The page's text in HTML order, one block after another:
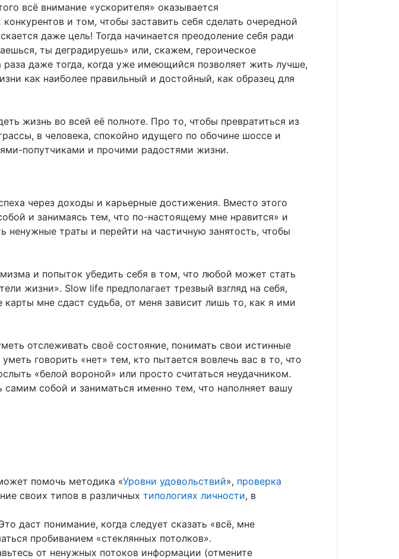
всё внимание «ускорителя» оказывается
и том, чтобы заставить себя сделать очередной
даже цель! Тогда начинается преодоление себя ради
ты деградируешь» или, скажем, героическое
даже тогда, когда уже имеющийся позволяет жить лучше,
как наиболее правильный и достойный, как образец для
жизнь во всей её полноте. Про то, чтобы превратиться из
в человека, спокойно идущего по обочине шоссе и
попутчиками и прочими радостями жизни.
через доходы и карьерные достижения. Вместо этого
и занимаясь тем, что по-настоящему мне нравится» и
ненужные траты и перейти на частичную занятость, чтобы
и попыток убедить себя в том, что любой может стать
жизни». Slow life предполагает трезвый взгляд на себя,
мне сдаст судьба, от меня зависит лишь то, как я ими
отслеживать своё состояние, понимать свои истинные
говорить «нет» тем, кто пытается вовлечь вас в то, что
«белой вороной» или просто считаться неудачником.
собой и заниматься именно тем, что наполняет вашу
помочь методика «Уровни удовольствий», проверка
своих типов в различных типологиях личности, в
даст понимание, когда следует сказать «всё, мне
пробиванием «стеклянных потолков».
от ненужных потоков информации (отмените